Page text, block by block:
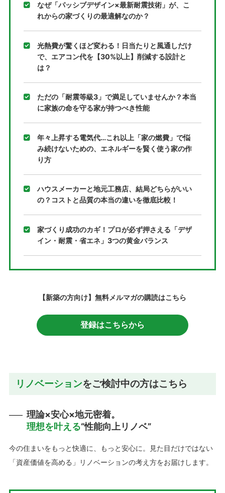
なぜ「パッシブデザイン×最新耐震技術」が、こ
れからの家づくりの最適解なのか？
光熱費が驚くほど変わる！日当たりと風通しだけ
で、エアコン代を【30%以上】削減する設計と
は？
ただの「耐震等級3」で満足していませんか？本当
に家族の命を守る家が持つべき性能
年々上昇する電気代…これ以上「家の燃費」で悩
み続けないための、エネルギーを賢く使う家の作
り方
ハウスメーカーと地元工務店、結局どちらがいい
の？コストと品質の本当の違いを徹底比較！
家づくり成功のカギ！プロが必ず押さえる「デザ
イン・耐震・省エネ」3つの黄金バランス
【新築の方向け】無料メルマガの購読はこちら
登録はこちらから
リノベーションをご検討中の方はこちら
理論×安心×地元密着。
理想を叶える“性能向上リノベ”
今の住まいをもっと快適に、もっと安心に。見た目だけではない
「資産価値を高める」リノベーションの考え方をお届けします。